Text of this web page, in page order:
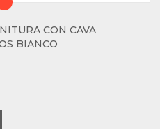
CON CAVA
BIANCO